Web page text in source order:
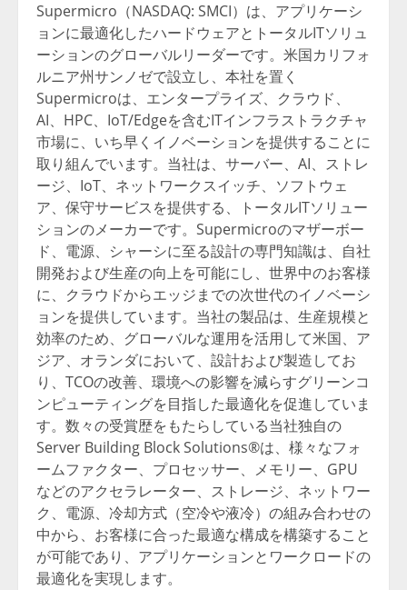
Supermicro（NASDAQ: SMCI）は、アプリケーシ
ョンに最適化したハードウェアとトータルITソリュ
ーションのグローバルリーダーです。米国カリフォ
ルニア州サンノゼで設立し、本社を置く
Supermicroは、エンタープライズ、クラウド、
AI、HPC、IoT/Edgeを含むITインフラストラクチャ
市場に、いち早くイノベーションを提供することに
取り組んでいます。当社は、サーバー、AI、ストレ
ージ、IoT、ネットワークスイッチ、ソフトウェ
ア、保守サービスを提供する、トータルITソリュー
ションのメーカーです。Supermicroのマザーボー
ド、電源、シャーシに至る設計の専門知識は、自社
開発および生産の向上を可能にし、世界中のお客様
に、クラウドからエッジまでの次世代のイノベーシ
ョンを提供しています。当社の製品は、生産規模と
効率のため、グローバルな運用を活用して米国、ア
ジア、オランダにおいて、設計および製造してお
り、TCOの改善、環境への影響を減らすグリーンコ
ンピューティングを目指した最適化を促進していま
す。数々の受賞歴をもたらしている当社独自の
Server Building Block Solutions®は、様々なフォ
ームファクター、プロセッサー、メモリー、GPU
などのアクセラレーター、ストレージ、ネットワー
ク、電源、冷却方式（空冷や液冷）の組み合わせの
中から、お客様に合った最適な構成を構築すること
が可能であり、アプリケーションとワークロードの
最適化を実現します。